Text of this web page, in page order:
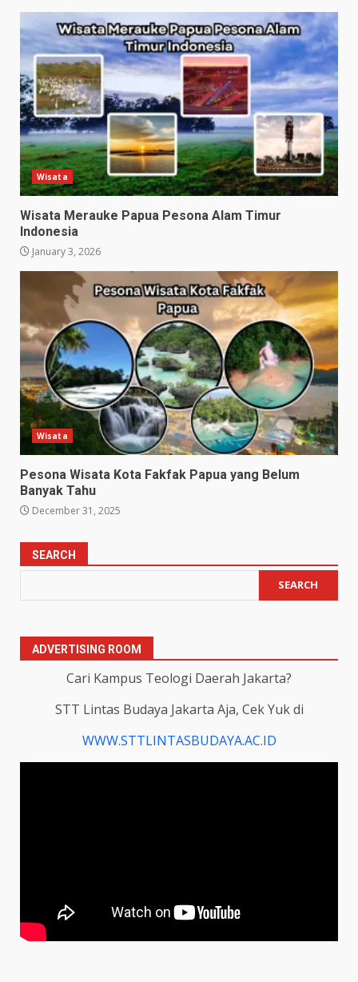
Wisata
Wisata Merauke Papua Pesona Alam Timur
Indonesia
January 3, 2026
Wisata
Pesona Wisata Kota Fakfak Papua yang Belum
Banyak Tahu
December 31, 2025
SEARCH
SEARCH
ADVERTISING ROOM
Cari Kampus Teologi Daerah Jakarta?
STT Lintas Budaya Jakarta Aja, Cek Yuk di
WWW.STTLINTASBUDAYA.AC.ID